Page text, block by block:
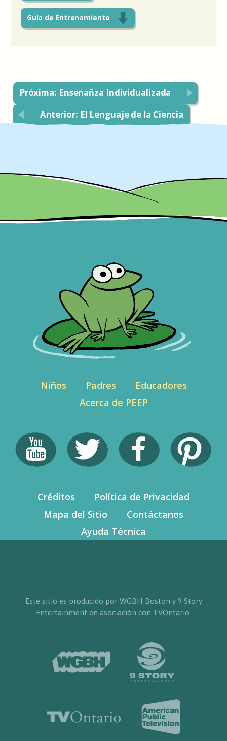
Guía de Entrenamiento
Próxima: Ensenañza Individualizada
Anterior: El Lenguaje de la Ciencia
Niños Padres
Educadores
Acerca de PEEP
Créditos
Política de Privacidad
Mapa del Sitio
Contáctanos
Ayuda Técnica
Este sitio es producido por WGBH Boston y 9 Story
Entertainment en asociación con TVOntario.